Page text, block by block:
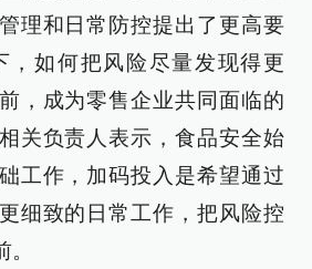
理和日常防控提出了更高要
，如何把风险尽量发现得更
，成为零售企业共同面临的
关负责人表示，食品安全始
工作，加码投入是希望通过
细致的日常工作，把风险控